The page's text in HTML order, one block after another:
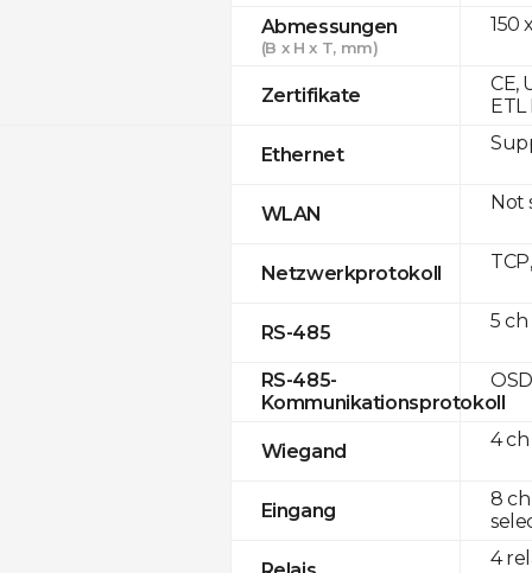
Abmessungen
(B x H x T, mm)
Zertifikate
Ethernet
WLAN
Netzwerkprotokoll
RS-485
RS-485-
Kommunikationsprotokoll
Wiegand
Eingang
150
CE,
ETL
Not
5 ch
4 ch
8
4